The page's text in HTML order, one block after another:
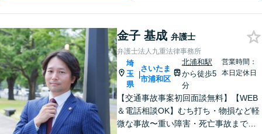
金子 基成 弁護士
弁護士法人九重法律事務所
埼
玉
県
|
さいたま
市浦和区
北浦和駅
から徒歩5
分
営業時間：
本日定休日
【交通事故事案初回面談無料】【WEB
＆電話相談OK】むち打ち・物損など軽
微な事故〜重い障害・死亡事故まで、